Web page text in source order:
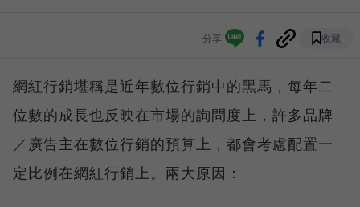
分享 收藏
網紅行銷堪稱是近年數位行銷中的黑馬，每年二
位數的成長也反映在市場的詢問度上，許多品牌
／廣告主在數位行銷的預算上，都會考慮配置一
定比例在網紅行銷上。兩大原因：